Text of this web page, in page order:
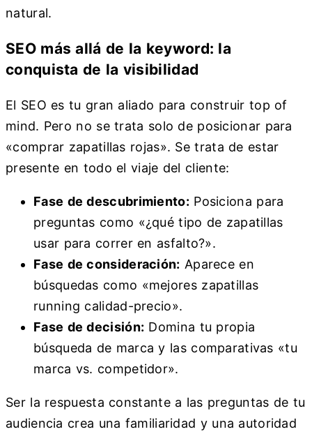
natural.
SEO más allá de la keyword: la
conquista de la visibilidad
El SEO es tu gran aliado para construir top of
mind. Pero no se trata solo de posicionar para
«comprar zapatillas rojas». Se trata de estar
presente en todo el viaje del cliente:
Fase de descubrimiento: Posiciona para
preguntas como «¿qué tipo de zapatillas
usar para correr en asfalto?».
Fase de consideración: Aparece en
búsquedas como «mejores zapatillas
running calidad-precio».
Fase de decisión: Domina tu propia
búsqueda de marca y las comparativas «tu
marca vs. competidor».
Ser la respuesta constante a las preguntas de tu
audiencia crea una familiaridad y una autoridad